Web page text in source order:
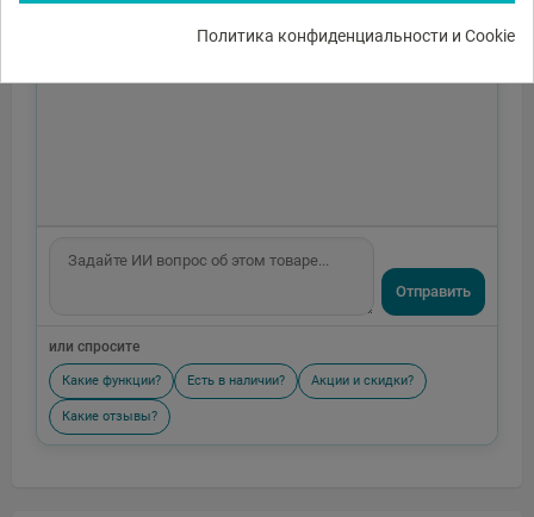
Политика конфиденциальности и Cookie
Отправить
или спросите
Какие функции? Есть в наличии? Акции и скидки?
Какие отзывы?